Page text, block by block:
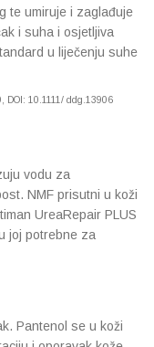
te umiruje i zaglađuje
i suha i osjetljiva
u liječenju suhe
DOI: 10.1111/ ddg.13906
vodu za
NMF prisutni u koži
UreaRepair PLUS
joj potrebne za
Pantenol se u koži